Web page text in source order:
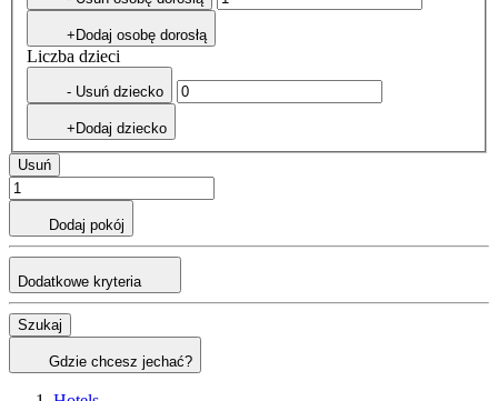
+Dodaj osobę dorosłą
Liczba dzieci
- Usuń dziecko
+Dodaj dziecko
Usuń
Dodaj pokój
Dodatkowe kryteria
Szukaj
Gdzie chcesz jechać?